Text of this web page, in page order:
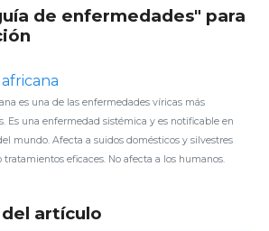
de enfermedades" para
es una de las enfermedades víricas más
Es una enfermedad sistémica y es notificable en
mundo. Afecta a suidos domésticos y silvestres
tratamientos eficaces. No afecta a los humanos.
artículo